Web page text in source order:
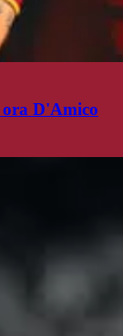
D'Amico